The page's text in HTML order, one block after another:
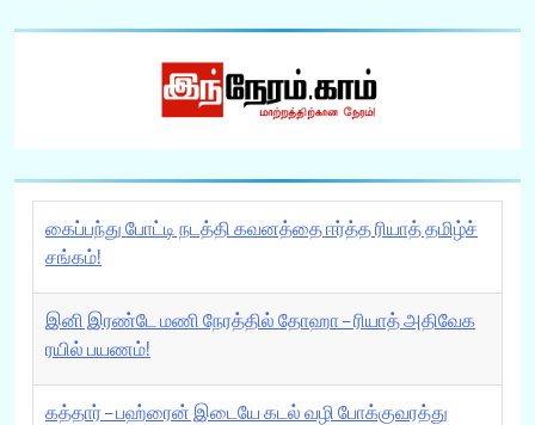
கைப்பந்து போட்டி நடத்தி கவனத்தை ஈர்த்த ரியாத் தமிழ்ச்
சங்கம்!
இனி இரண்டே மணி நேரத்தில் தோஹா – ரியாத் அதிவேக
ரயில் பயணம்!
கத்தார் – பஹ்ரைன் இடையே கடல் வழி போக்குவரத்து